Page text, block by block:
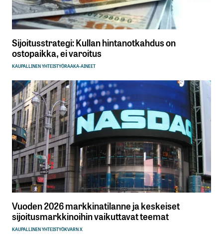
Sijoitusstrategi: Kullan hintanotkahdus on
ostopaikka, ei varoitus
KAUPALLINEN YHTEISTYÖRAAKA-AINEET
Vuoden 2026 markkinatilanne ja keskeiset
sijoitusmarkkinoihin vaikuttavat teemat
KAUPALLINEN YHTEISTYÖKVARN X